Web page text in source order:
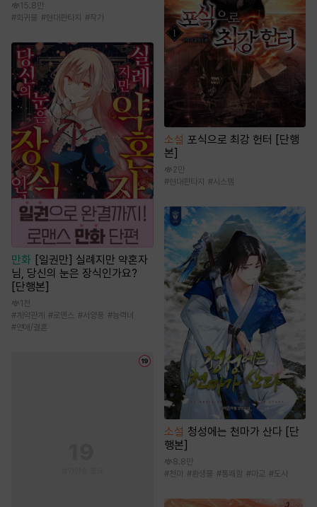
15.8만
#회귀물 #현대판타지 #작가
만화
[일권만] 실례지만 약혼자
님, 당신의 눈은 장식인가요?
[단행본]
1천
# 계약관계 #로맨스 #서양풍 #능력녀
#연애/결혼
소설 포식으로 최강 헌터 [단행
본]
2만
#현대판타지 #시스템
소설 청성에는 천마가 산다 [단
행본]
8.8만
#천마 #환생물 #통쾌함 #마교 #도사